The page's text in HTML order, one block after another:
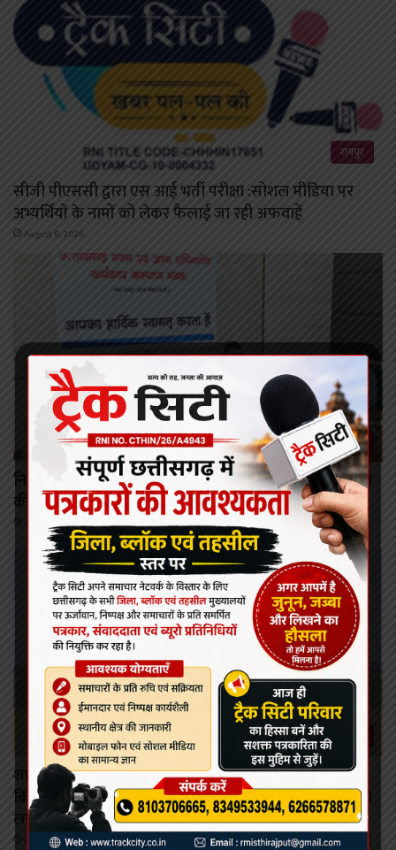
रायपुर
सीजी पीएससी द्वारा एस आई भर्ती परीक्षा :सोशल मीडिया पर
अभ्यर्थियों के नामों को लेकर फैलाई जा रही अफवाहें
August 6, 2026
रायपुर
निर्माण श्रमिकों के कल्याण हेतु अनेक महत्वपूर्ण निर्णयों को मंडल
की बैठक में मिली स्वीकृति
August 6, 2026
शासन की जनकल्याणकारी योजनाओं का करें समयबद्ध
क्रियान्वयन , प्रत्येक पात्र व्यक्ति को मिले शासन की योजनाओं का
लाभ : मुख्यमंत्री विष्णुदेव साय।
August 6, 2026